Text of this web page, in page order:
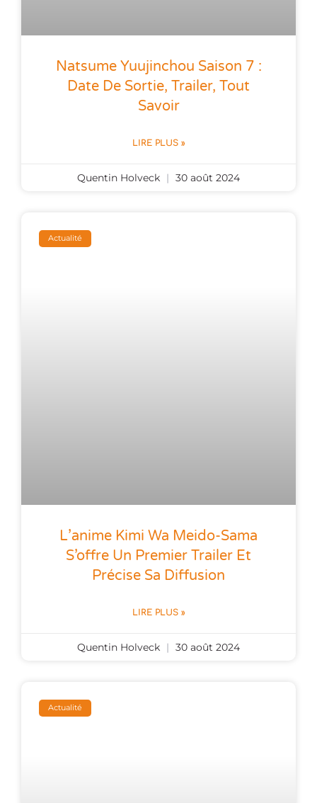
Natsume Yuujinchou Saison 7 :
Date De Sortie, Trailer, Tout
Savoir
LIRE PLUS »
Quentin Holveck 30 août 2024
Actualité
L’anime Kimi Wa Meido-Sama
S’offre Un Premier Trailer Et
Précise Sa Diffusion
LIRE PLUS »
Quentin Holveck 30 août 2024
Actualité